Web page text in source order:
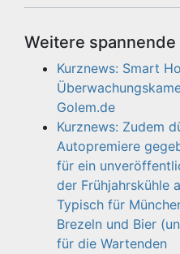
Weitere
Kurznews: Smart
Golem.de
Kurznews: Zudem
Autopremiere
für ein
der Frühjahrskühle
Typisch für
Brezeln und Bier
für die Wartenden